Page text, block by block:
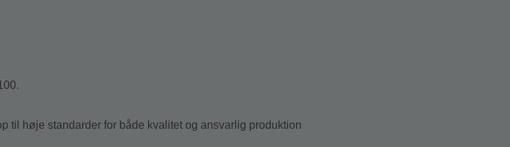
til høje standarder for både kvalitet og ansvarlig produktion